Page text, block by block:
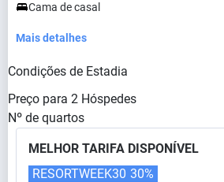
Cama de casal
Mais detalhes
Condições de Estadia
Preço para 2 Hóspedes
Nº de quartos
MELHOR TARIFA DISPONÍVEL
RESORTWEEK30 30%